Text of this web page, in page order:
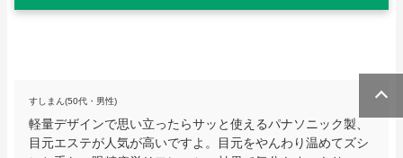
すしまん(50代・男性)
軽量デザインで思い立ったらサッと使えるパナソニック製、
目元エステが人気が高いですよ。目元をやんわり温めてズシ